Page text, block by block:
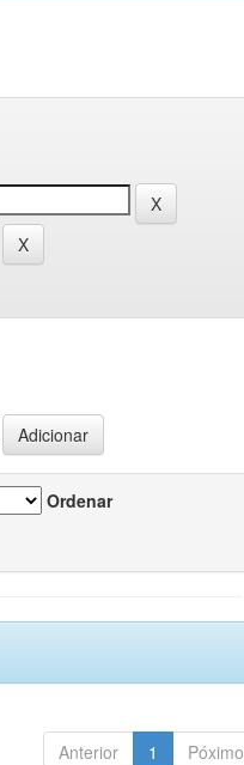
Ordenar
Anterior 1 Póximo